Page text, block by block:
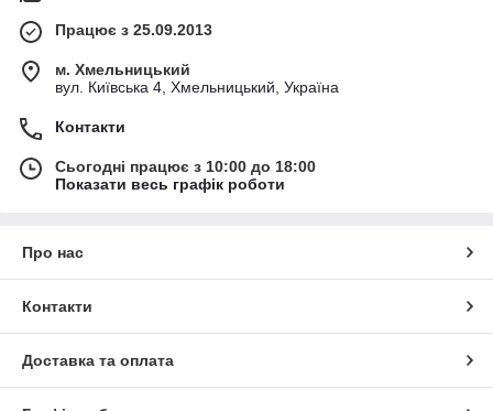
Працює з 25.09.2013
м. Хмельницький
вул. Київська 4, Хмельницький, Україна
Контакти
Сьогодні працює з 10:00 до 18:00
Показати весь графік роботи
Про нас
Контакти
Доставка та оплата